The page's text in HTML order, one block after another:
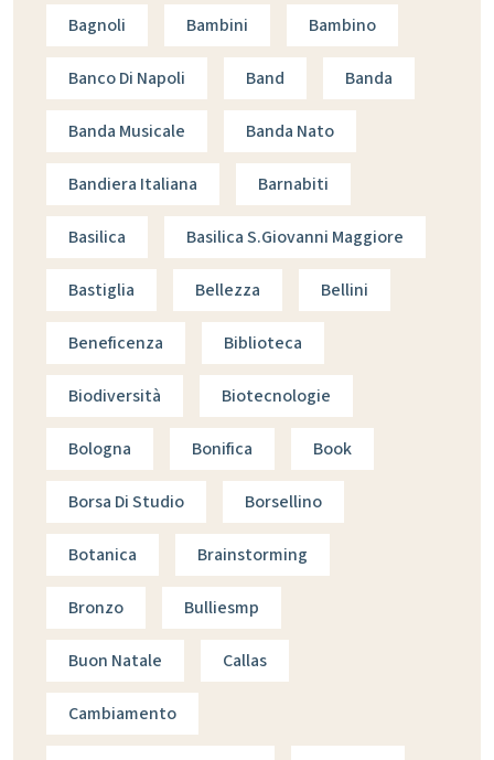
Bagnoli Bambini Bambino
Banco Di Napoli Band Banda
Banda Musicale Banda Nato
Bandiera Italiana Barnabiti
Basilica Basilica S.giovanni Maggiore
Bastiglia Bellezza Bellini
Beneficenza Biblioteca
Biodiversità Biotecnologie
Bologna Bonifica Book
Borsa Di Studio Borsellino
Botanica Brainstorming
Bronzo Bulliesmp
Buon Natale Callas
Cambiamento